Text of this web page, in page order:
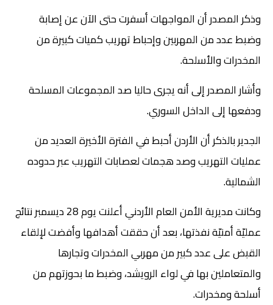
وذكر المصدر أن المواجهات أسفرت حتى الآن عن إصابة
وضبط عدد من المهربين وإحباط تهريب كميات كبيرة من
المخدرات والأسلحة.
وأشار المصدر إلى أنه يجرى حاليا صد المجموعات المسلحة
ودفعها إلى الداخل السوري.
الجدير بالذكر أن الأردن أحبط في الفترة الأخيرة العديد من
عمليات التهريب وصد هجمات لعصابات التهريب عبر حدوده
الشمالية.
وكانت مديرية الأمن العام الأردني أعلنت يوم 28 ديسمبر نتائج
عمليّة أمنيّة نفذتها، بعد أن حققت أهدافها وأفضت لإلقاء
القبض على عدد كبير من مهربي المخدرات وتجارها
والمتعاملين بها في لواء الرويشد، وضبط ما بحوزتهم من
أسلحة ومخدرات.